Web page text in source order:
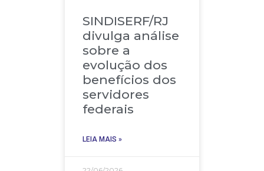
SINDISERF/RJ
divulga análise
sobre a
evolução dos
benefícios dos
servidores
federais
LEIA MAIS »